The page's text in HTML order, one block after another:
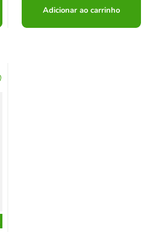
Adicionar ao carrinho